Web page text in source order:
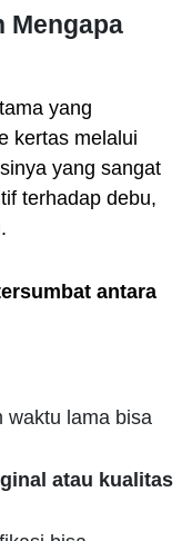
Mengapa
yang
kertas melalui
yang sangat
terhadap debu,
antara
waktu lama bisa
atau kualitas